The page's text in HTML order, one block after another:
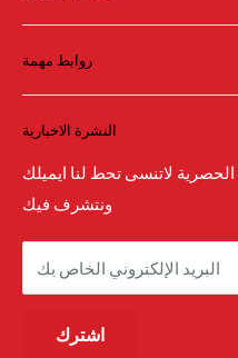
متجر لقطع الغيار والاداء
في الشرق الاوسط
روابط مهمة
البحث بالماركة
البحث
تواصل معنا
كيفية الطلب من المتجر
الأسئلة الشائعة
من نحن
سياسة الاسترجاع و الاستبدال
النشرة الاخبارية
الحصرية لاتنسى تحط لنا ايميلك
ونتشرف فيك
البريد الإلكتروني الخاص بك
اشترك